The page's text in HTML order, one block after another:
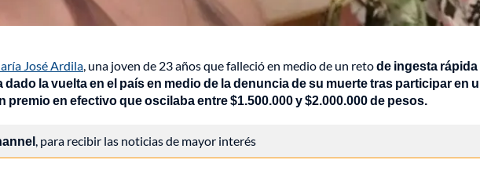
José Ardila, una joven de 23 años que falleció en medio de un retode ingesta rápida
dado la vuelta en el país en medio de la denuncia de su muerte tras participar en
premio en efectivo que oscilaba entre $1.500.000 y $2.000.000 de pesos.
, para recibir las noticias de mayor interés